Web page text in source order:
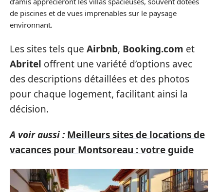
de piscines et de vues imprenables sur le paysage
environnant.
Les sites tels que Airbnb, Booking.com et
Abritel offrent une variété d’options avec
des descriptions détaillées et des photos
pour chaque logement, facilitant ainsi la
décision.
A voir aussi : Meilleurs sites de locations de
vacances pour Montsoreau : votre guide